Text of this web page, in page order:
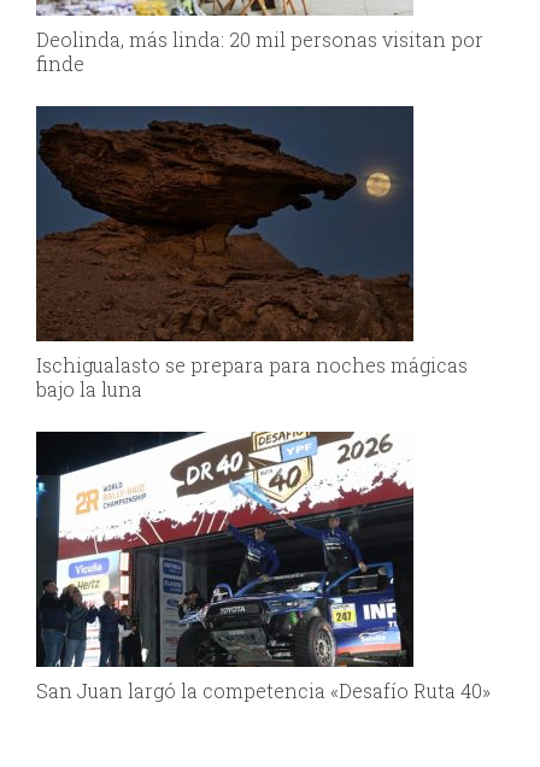
Deolinda, más linda: 20 mil personas visitan por
finde
Ischigualasto se prepara para noches mágicas
bajo la luna
San Juan largó la competencia «Desafío Ruta 40»